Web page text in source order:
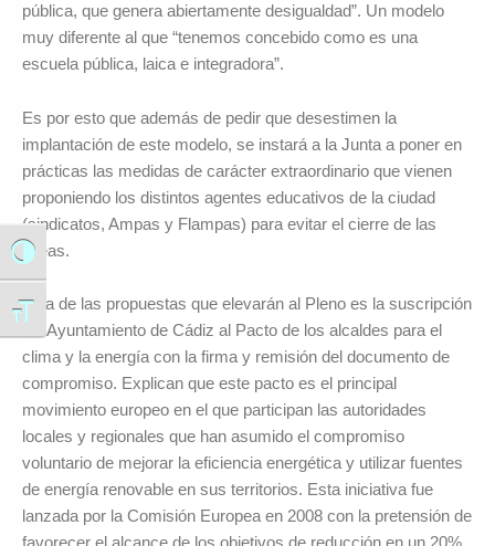
Alternar alto contraste
Alternar tamaño de letra
pública, que genera abiertamente desigualdad”. Un modelo
muy diferente al que “tenemos concebido como es una
escuela pública, laica e integradora”.
Es por esto que además de pedir que desestimen la
implantación de este modelo, se instará a la Junta a poner en
prácticas las medidas de carácter extraordinario que vienen
proponiendo los distintos agentes educativos de la ciudad
(sindicatos, Ampas y Flampas) para evitar el cierre de las
líneas.
Otra de las propuestas que elevarán al Pleno es la suscripción
del Ayuntamiento de Cádiz al Pacto de los alcaldes para el
clima y la energía con la firma y remisión del documento de
compromiso. Explican que este pacto es el principal
movimiento europeo en el que participan las autoridades
locales y regionales que han asumido el compromiso
voluntario de mejorar la eficiencia energética y utilizar fuentes
de energía renovable en sus territorios. Esta iniciativa fue
lanzada por la Comisión Europea en 2008 con la pretensión de
favorecer el alcance de los objetivos de reducción en un 20%